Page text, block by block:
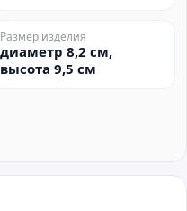
Размер изделия
диаметр 8,2 см,
высота 9,5 см